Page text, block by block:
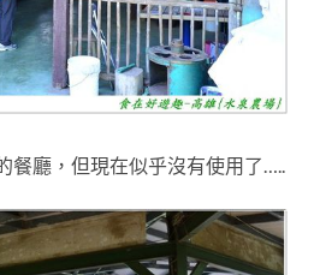
餐廳，但現在似乎沒有使用了…..